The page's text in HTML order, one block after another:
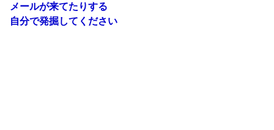
メールが来てたりする
自分で発掘してください